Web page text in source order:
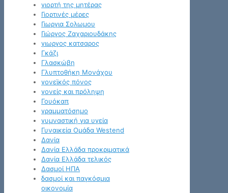
γιορτή της μητέρας
Γιορτινές μέρες
Γιωργια Σολωμου
Γιώργος Ζαχαριουδάκης
γιωργος κατσαρος
Γκάζι
Γλασκώβη
Γλυπτοθήκη Μονάχου
γονεϊκός πόνος
γονείς και πρόληψη
Γουόκαπ
γραμματόσημο
γυμναστική για υγεία
Γυναικεία Ομάδα Westend
Δανία
Δανία Ελλάδα προκριματικά
Δανία Ελλάδα τελικός
Δασμοί ΗΠΑ
δασμοί και παγκόσμια
οικονομία